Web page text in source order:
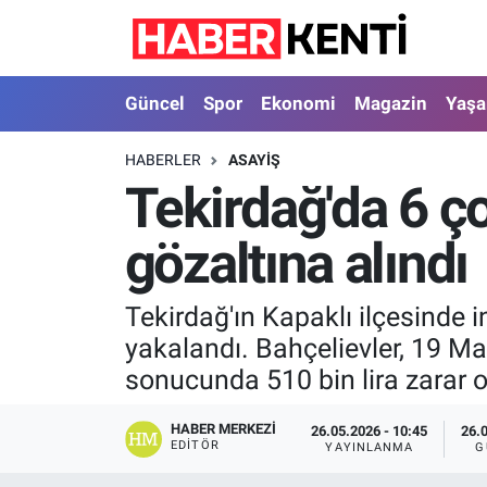
Güncel Spor Ekonomi Magazin
HABERLER ASAYIŞ
Tekirdağ'da 6
gözaltına alındı
Tekirdağ'ın Kapaklı
yakalandı. Bahçelievler, 19
sonucunda 510 bin lira zarar
HABER MERKEZI
EDITÖR
26.05.2026 - 10:45
YAYINLANMA
Güncel
Spor
Ekonomi
Magazin
Nöbetçi Eczaneler
Hava Durumu
İstanbul Namaz Vakitleri
Trafik Durumu
Süper Lig Puan Durumu ve Fikstür
Tüm Manşetler
Son Dakika Haberleri